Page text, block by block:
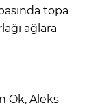
topa
ağlara
Ok, Aleks